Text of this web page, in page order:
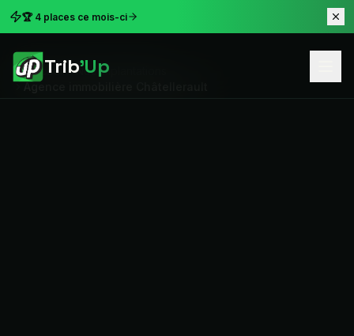
🏆 4 places ce mois-ci
Trib'Up
Accueil
Nos implantations
Agence immobilière Châtellerault